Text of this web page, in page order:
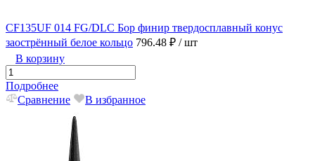
CF135UF 014 FG/DLC Бор финир твердосплавный конус
заострённый белое кольцо 796.48 ₽ / шт
В корзину
Подробнее
Сравнение
В избранное